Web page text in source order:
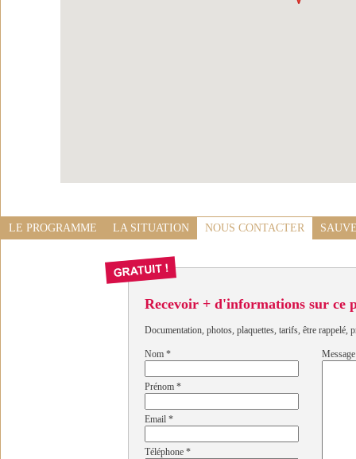
LE PROGRAMME LA SITUATION NOUS CONTACTER
Recevoir + d'informations sur ce
Documentation, photos, plaquettes, tarifs, être rappelé,
Nom *
Prénom *
Email *
Téléphone *
Message